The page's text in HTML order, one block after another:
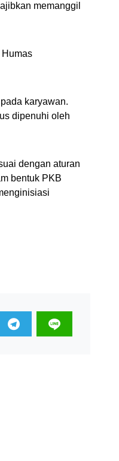
memanggil
Humas
karyawan.
dipenuhi oleh
dengan aturan
bentuk PKB